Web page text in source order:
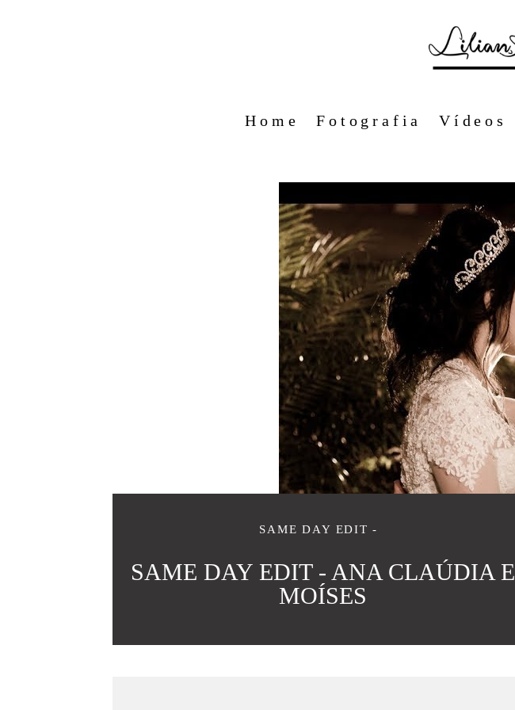
Home Fotografia Vídeos
SAME DAY EDIT
SAME DAY EDIT - ANA CLAÚDIA E
MOÍSES